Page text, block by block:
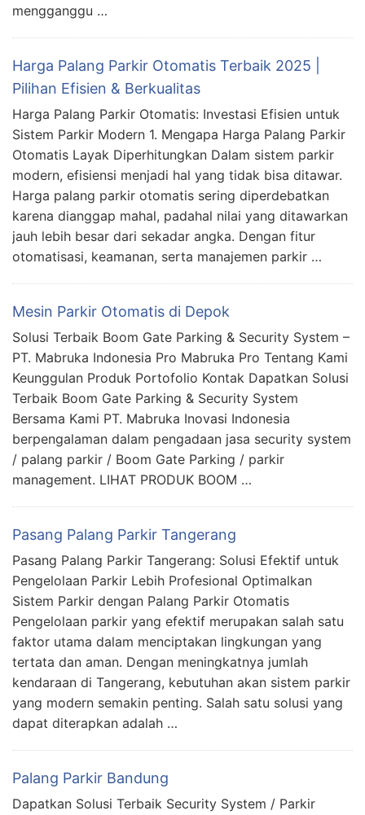
mengganggu …
Harga Palang Parkir Otomatis Terbaik 2025 |
Pilihan Efisien & Berkualitas
Harga Palang Parkir Otomatis: Investasi Efisien untuk
Sistem Parkir Modern 1. Mengapa Harga Palang Parkir
Otomatis Layak Diperhitungkan Dalam sistem parkir
modern, efisiensi menjadi hal yang tidak bisa ditawar.
Harga palang parkir otomatis sering diperdebatkan
karena dianggap mahal, padahal nilai yang ditawarkan
jauh lebih besar dari sekadar angka. Dengan fitur
otomatisasi, keamanan, serta manajemen parkir …
Mesin Parkir Otomatis di Depok
Solusi Terbaik Boom Gate Parking & Security System –
PT. Mabruka Indonesia Pro Mabruka Pro Tentang Kami
Keunggulan Produk Portofolio Kontak Dapatkan Solusi
Terbaik Boom Gate Parking & Security System
Bersama Kami PT. Mabruka Inovasi Indonesia
berpengalaman dalam pengadaan jasa security system
/ palang parkir / Boom Gate Parking / parkir
management. LIHAT PRODUK BOOM …
Pasang Palang Parkir Tangerang
Pasang Palang Parkir Tangerang: Solusi Efektif untuk
Pengelolaan Parkir Lebih Profesional Optimalkan
Sistem Parkir dengan Palang Parkir Otomatis
Pengelolaan parkir yang efektif merupakan salah satu
faktor utama dalam menciptakan lingkungan yang
tertata dan aman. Dengan meningkatnya jumlah
kendaraan di Tangerang, kebutuhan akan sistem parkir
yang modern semakin penting. Salah satu solusi yang
dapat diterapkan adalah …
Palang Parkir Bandung
Dapatkan Solusi Terbaik Security System / Parkir